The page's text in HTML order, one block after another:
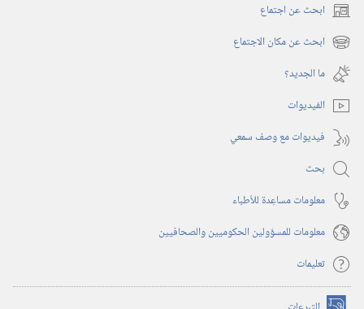
ابحث عن اجتماع (يفتح
نافذة
جديدة)
ابحث عن مكان الاجتماع (يفتح
نافذة
جديدة)
ما الجديد؟‏
الفيديوات
فيديوات مع وصف سمعي
بحث
معلومات مساعِدة للأطباء
معلومات للمسؤولين الحكوميين والصحافيين
تعليمات